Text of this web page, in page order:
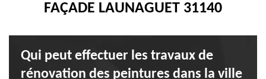
FAÇADE LAUNAGUET 31140
Qui peut effectuer les travaux de
rénovation des peintures dans la ville